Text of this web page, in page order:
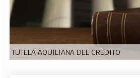
EXTRA
CODICI RUBRICHE LIBRI PROCEEDINGS
SOCIAL
TUTELA AQUILIANA DEL CREDITO